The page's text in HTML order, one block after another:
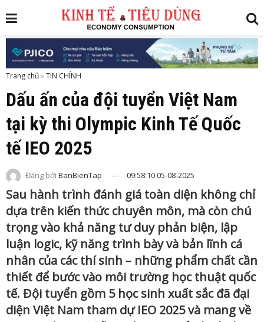
Trang chủ»
Dấu ấn của đội tuyển Việt Nam
tại kỳ thi Olympic Kinh Tế Quốc
tế IEO 2025
Đăng bởi BanBienTap 09:58:10 05-08-2025
Sau hành trình đánh giá toàn diện không chỉ
dựa trên kiến thức chuyên môn, mà còn chú
trọng vào khả năng tư duy phản biện, lập
luận logic, kỹ năng trình bày và bản lĩnh cá
nhân của các thí sinh – những phẩm chất cần
thiết để bước vào môi trường học thuật quốc
tế. Đội tuyển gồm 5 học sinh xuất sắc đã đại
diện Việt Nam tham dự IEO 2025 và mang về